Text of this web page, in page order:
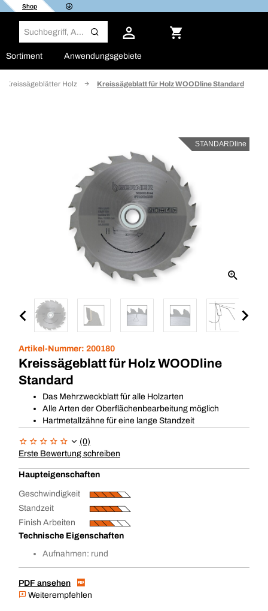
Shop
Sortiment Anwendungsgebiete
Kreissägeblätter Holz Kreissägeblatt für Holz WOODline Standard
STANDARDline
Artikel-Nummer: 200180
Kreissägeblatt für Holz WOODline
Standard
Das Mehrzweckblatt für alle Holzarten
Alle Arten der Oberflächenbearbeitung möglich
Hartmetallzähne für eine lange Standzeit
(0)
Erste Bewertung schreiben
Haupteigenschaften
Geschwindigkeit
Standzeit
Finish Arbeiten
Technische Eigenschaften
Aufnahmen: rund
PDF ansehen
Weiterempfehlen